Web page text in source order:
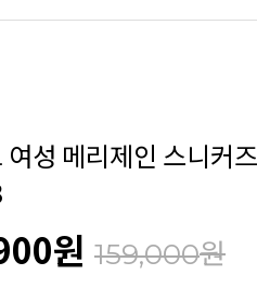
성 메리제인 스니커
원 159,000원